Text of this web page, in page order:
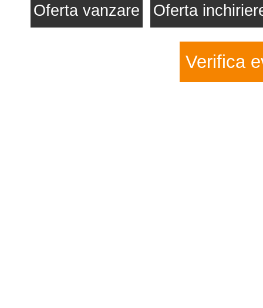
Oferta vanzare Oferta
Verifica